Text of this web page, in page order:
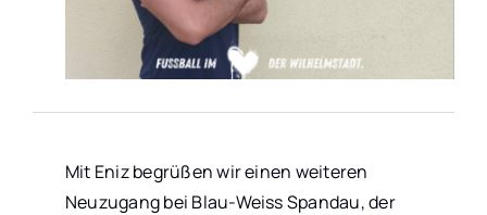
Mit Eniz begrüßen wir einen weiteren
Neuzugang bei Blau-Weiss Spandau, der